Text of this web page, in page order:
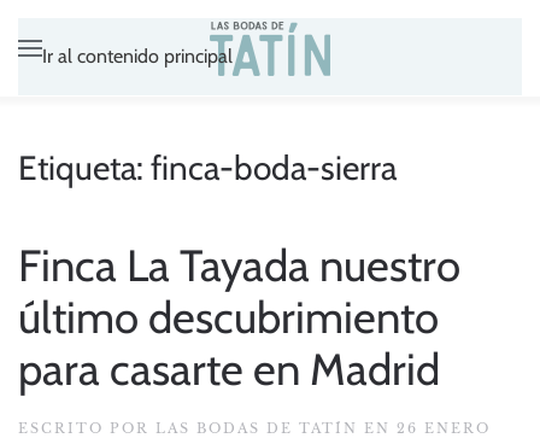
Ir al contenido principal
Etiqueta: finca-boda-sierra
Finca La Tayada nuestro
último descubrimiento
para casarte en Madrid
ESCRITO POR LAS BODAS DE TATÍN EN 26 ENERO